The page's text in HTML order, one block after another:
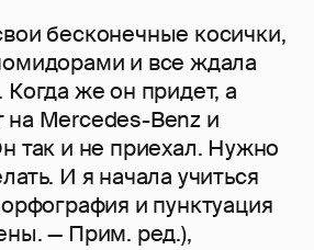
бесконечные косички,
и все ждала
Когда же он придет, а
Mercedes-Benz и
так и не приехал. Нужно
И я начала учиться
и пунктуация
— Прим. ред.),